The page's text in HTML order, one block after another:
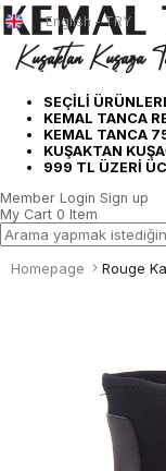
SEÇİLİ
KEMAL TANCA
KEMAL TANCA
KUŞAKTAN
999 TL ÜZERİ
English - TRY
Member Login Sign up
My Cart 0 Item
Homepage Rouge